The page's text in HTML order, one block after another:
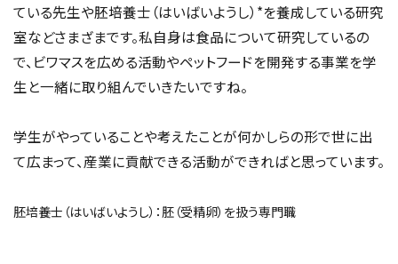
ている先生や胚培養士（はいばいようし）*を養成している研究
室などさまざまです。私自身は食品について研究しているの
で、ビワマスを広める活動やペットフードを開発する事業を学
生と一緒に取り組んでいきたいですね。
学生がやっていることや考えたことが何かしらの形で世に出
て広まって、産業に貢献できる活動ができればと思っています。
胚培養士（はいばいようし）：胚（受精卵）を扱う専門職